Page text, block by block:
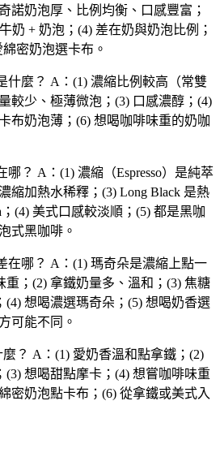
諾奶泡厚、比例均衡、口感豐富；
奶 + 奶泡；(4) 差在奶與奶泡比例；
密奶泡選卡布。
什麼？ A：(1) 濃縮比例較高（常雙
較少、極薄微泡；(3) 口感濃醇；(4)
布奶泡薄；(6) 想喝咖啡味重的奶咖
哪？ A：(1) 濃縮（Espresso）是純萃
縮加熱水稀釋；(3) Long Black 是熱
(4) 美式口感較淡順；(5) 都是黑咖
式黑咖啡。
在哪？ A：(1) 瑪奇朵是濃縮上點一
；(2) 拿鐵奶量多、溫和；(3) 焦糖
想喝濃選瑪奇朵；(5) 想喝奶香選
可能不同。
？ A：(1) 愛奶香溫和點拿鐵；(2)
(3) 想喝甜點摩卡；(4) 想嘗咖啡味重
密奶泡點卡布；(6) 從拿鐵或美式入